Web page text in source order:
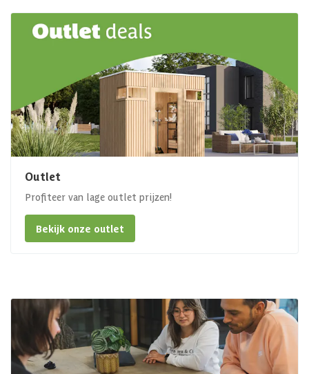
Outlet
Profiteer van lage outlet prijzen!
Bekijk onze outlet